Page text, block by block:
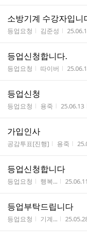
소방기계 수강자입
게시판명
등업요청 작성자
김준성 작성시
등업신청합니다.
게시판명
등업요청 작성자
따이버 작성시
등업신청
게시판명
등업요청 작성자
용죽 작성시간
25.06.13
가입인사
게시판명
공감투표[진행] 작성자
용죽 작
등업신청합니다
게시판명
등업요청 작성자
행복... 작성시간
25.06.11
등업부탁드립니다
게시판명
등업요청 작성자
기계... 작성시